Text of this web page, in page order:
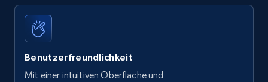
Benutzerfreundlichkeit
Mit einer intuitiven Oberfläche und